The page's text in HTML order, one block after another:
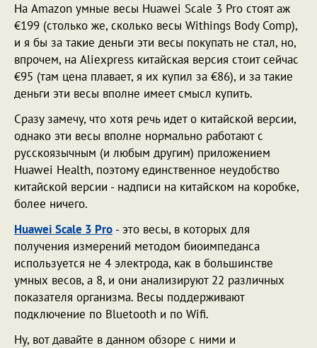
На Amazon умные весы Huawei Scale 3 Pro стоят аж
€199 (столько же, сколько весы Withings Body Comp),
и я бы за такие деньги эти весы покупать не стал, но,
впрочем, на Aliexpress китайская версия стоит сейчас
€95 (там цена плавает, я их купил за €86), и за такие
деньги эти весы вполне имеет смысл купить.
Сразу замечу, что хотя речь идет о китайской версии,
однако эти весы вполне нормально работают с
русскоязычным (и любым другим) приложением
Huawei Health, поэтому единственное неудобство
китайской версии - надписи на китайском на коробке,
более ничего.
Huawei Scale 3 Pro - это весы, в которых для
получения измерений методом биоимпеданса
используется не 4 электрода, как в большинстве
умных весов, а 8, и они анализируют 22 различных
показателя организма. Весы поддерживают
подключение по Bluetooth и по Wifi.
Ну, вот давайте в данном обзоре с ними и